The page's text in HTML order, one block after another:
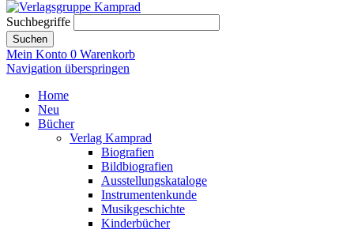
Suchbegriffe
Suchen
Mein Konto 0 Warenkorb
Navigation überspringen
Home
Neu
Bücher
Verlag Kamprad
Biografien
Bildbiografien
Ausstellungskataloge
Instrumentenkunde
Musikgeschichte
Kinderbücher